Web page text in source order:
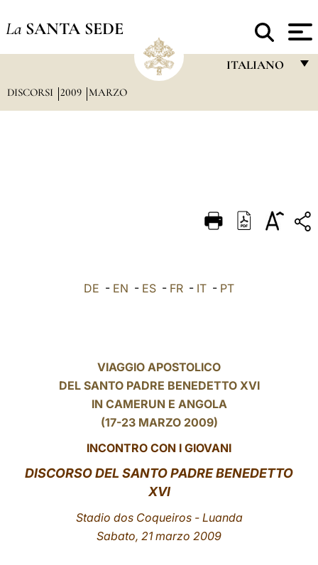
La SANTA SEDE
ITALIANO
DEUTSCH
العربيّة
DISCORSI 2009 MARZO
DE - EN - ES - FR - IT - PT
VIAGGIO APOSTOLICO
DEL SANTO PADRE BENEDETTO XVI
IN CAMERUN E ANGOLA
(17-23 MARZO 2009)
INCONTRO CON I GIOVANI
DISCORSO DEL SANTO PADRE BENEDETTO
XVI
Stadio dos Coqueiros - Luanda
Sabato, 21 marzo 2009